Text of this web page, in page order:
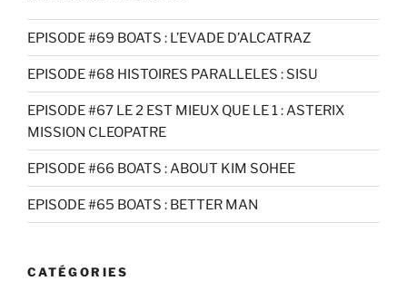
EPISODE #69 BOATS : L’EVADE D’ALCATRAZ
EPISODE #68 HISTOIRES PARALLELES : SISU
EPISODE #67 LE 2 EST MIEUX QUE LE 1 : ASTERIX
MISSION CLEOPATRE
EPISODE #66 BOATS : ABOUT KIM SOHEE
EPISODE #65 BOATS : BETTER MAN
CATÉGORIES